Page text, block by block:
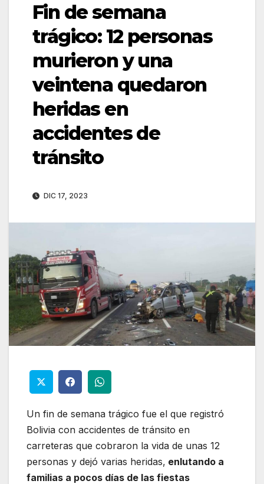
Fin de semana
trágico: 12 personas
murieron y una
veintena quedaron
heridas en
accidentes de
tránsito
DIC 17, 2023
Un fin de semana trágico fue el que registró
Bolivia con accidentes de tránsito en
carreteras que cobraron la vida de unas 12
personas y dejó varias heridas, enlutando a
familias a pocos días de las fiestas